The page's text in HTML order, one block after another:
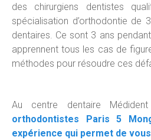
des chirurgiens dentistes
spécialisation d’orthodontie de
dentaires. Ce sont 3 ans
apprennent tous les cas de
méthodes pour résoudre ces
Au centre dentaire
orthodontistes Paris 5
expérience qui permet de